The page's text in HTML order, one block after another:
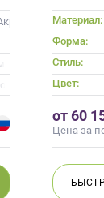
Alvic / УФ лак,
кость
Материал:
Форма:
Стиль:
Цвет:
от 60
Цена за